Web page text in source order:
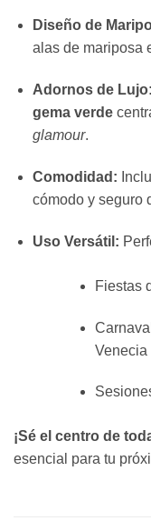
Diseño de
alas de mariposa
Adornos de Lujo:
gema verde
glamour.
Comodidad:
cómodo y seguro
Uso Versátil:
Fiestas
Venecia
¡Sé el centro de
esencial para tu